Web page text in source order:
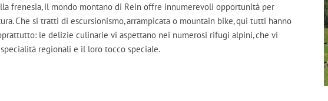
frenesia, il mondo montano di Rein offre innumerevoli opportunità per
Che si tratti di escursionismo, arrampicata o mountain bike, qui tutti hanno
le delizie culinarie vi aspettano nei numerosi rifugi alpini, che vi
regionali e il loro tocco speciale.